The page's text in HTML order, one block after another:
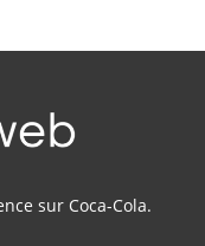
sur Coca-Cola.